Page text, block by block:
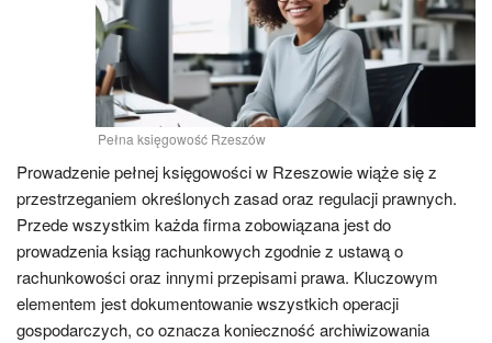
Pełna księgowość Rzeszów
Prowadzenie pełnej księgowości w Rzeszowie wiąże się z
przestrzeganiem określonych zasad oraz regulacji prawnych.
Przede wszystkim każda firma zobowiązana jest do
prowadzenia ksiąg rachunkowych zgodnie z ustawą o
rachunkowości oraz innymi przepisami prawa. Kluczowym
elementem jest dokumentowanie wszystkich operacji
gospodarczych, co oznacza konieczność archiwizowania